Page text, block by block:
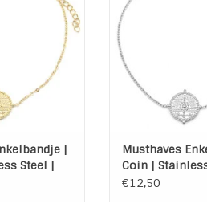
WINKELWAGEN
|
Steel |
TOEVOEGEN AAN
Musthaves
Coin |
Zilver
€12,50